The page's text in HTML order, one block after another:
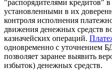
"распорядителями кредитов"
установленными в их
контроля исполнения
движения денежных средств
казначейских операций.
одновременно с уточнением
позволяет заранее выявить
избыток) денежных средств.